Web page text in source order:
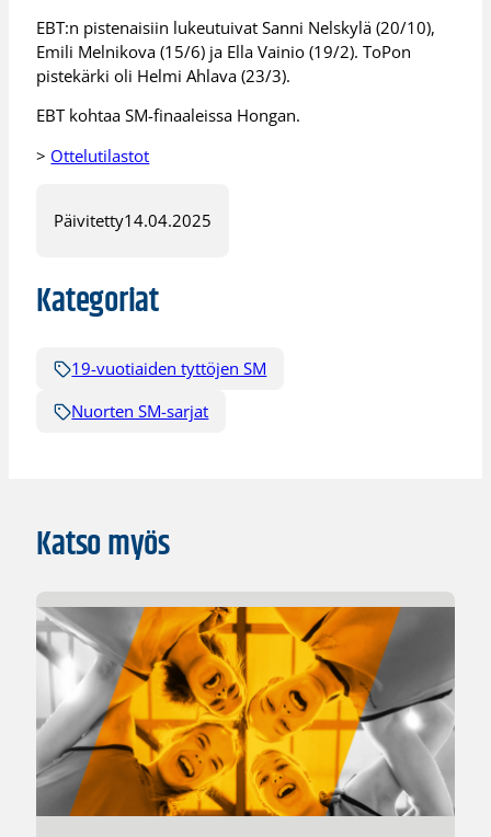
EBT:n pistenaisiin lukeutuivat Sanni Nelskylä (20/10),
Emili Melnikova (15/6) ja Ella Vainio (19/2). ToPon
pistekärki oli Helmi Ahlava (23/3).
EBT kohtaa SM-finaaleissa Hongan.
> Ottelutilastot
Päivitetty14.04.2025
Kategoriat
19-vuotiaiden tyttöjen SM
Nuorten SM-sarjat
Katso myös